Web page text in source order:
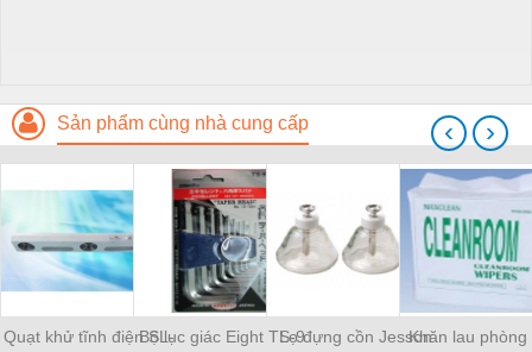
Sản phẩm cùng nhà cung cấp
Quạt khử tĩnh điện SL-Bộ lục giác Eight TS-9Lọ đựng cồn JessonKhăn lau phòng
‹ ›